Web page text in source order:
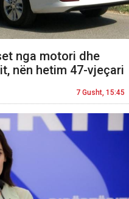
nga motori dhe
nën hetim 47-vjeçari
7 Gusht, 15:45